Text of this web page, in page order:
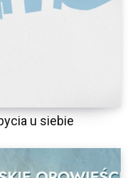
u siebie